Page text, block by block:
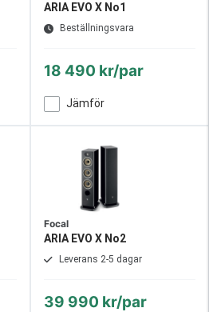
ARIA EVO X No1
Beställningsvara
18 490 kr/par
Jämför
Focal
ARIA EVO X No2
Leverans 2-5 dagar
39 990 kr/par